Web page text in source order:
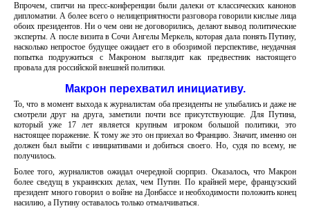
Впрочем, спитчи на пресс-конференции были далеки от классических канонов
дипломатии. А более всего о нелицеприятности разговора говорили кислые лица
обоих президентов. Ни о чем они не договорились, делают вывод политические
эксперты. А после визита в Сочи Ангелы Меркель, которая дала понять Путину,
насколько непростое будущее ожидает его в обозримой перспективе, неудачная
попытка подружиться с Макроном выглядит как предвестник настоящего
провала для российской внешней политики.
Макрон перехватил инициативу.
То, что в момент выхода к журналистам оба президенты не улыбались и даже не
смотрели друг на друга, заметили почти все присутствующие. Для Путина,
который уже 17 лет является крупным игроком большой политики, это
настоящее поражение. К тому же это он приехал во Францию. Значит, именно он
должен был выйти с инициативами и добиться своего. Но, судя по всему, не
получилось.
Более того, журналистов ожидал очередной сюрприз. Оказалось, что Макрон
более сведущ в украинских делах, чем Путин. По крайней мере, французский
президент много говорил о войне на Донбассе и необходимости положить конец
насилию, а Путину оставалось только отмалчиваться.